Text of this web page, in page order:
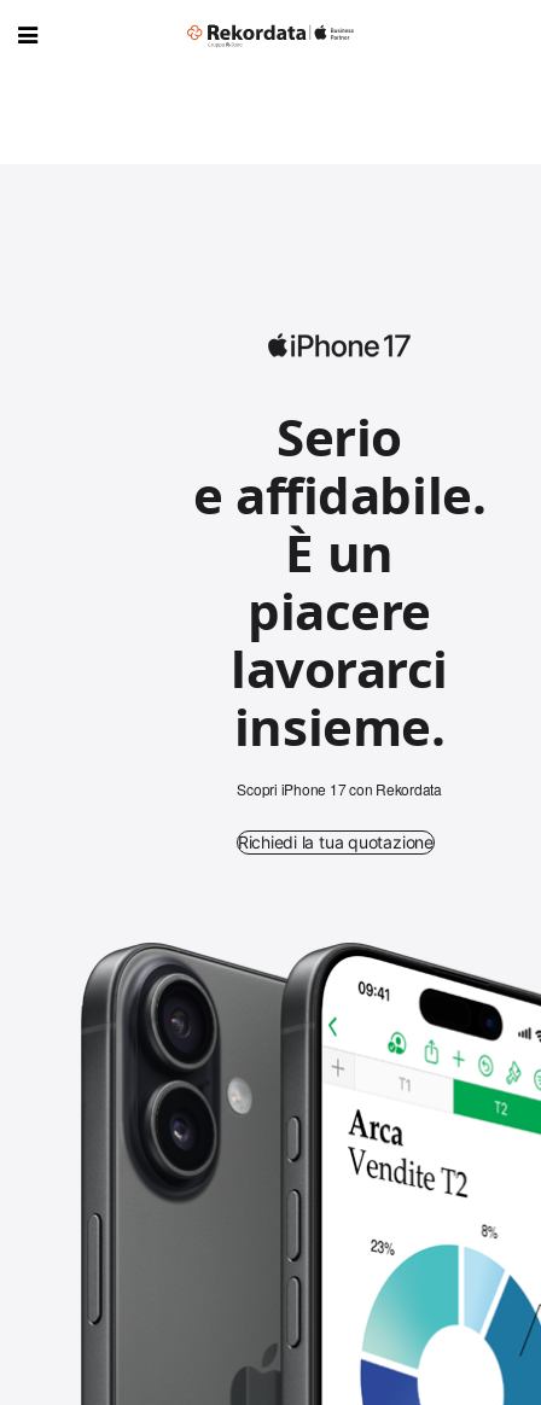
Serio
e affidabile.
È un
piacere
lavorarci
insieme.
Scopri iPhone 17 con Rekordata
Richiedi la tua quotazione